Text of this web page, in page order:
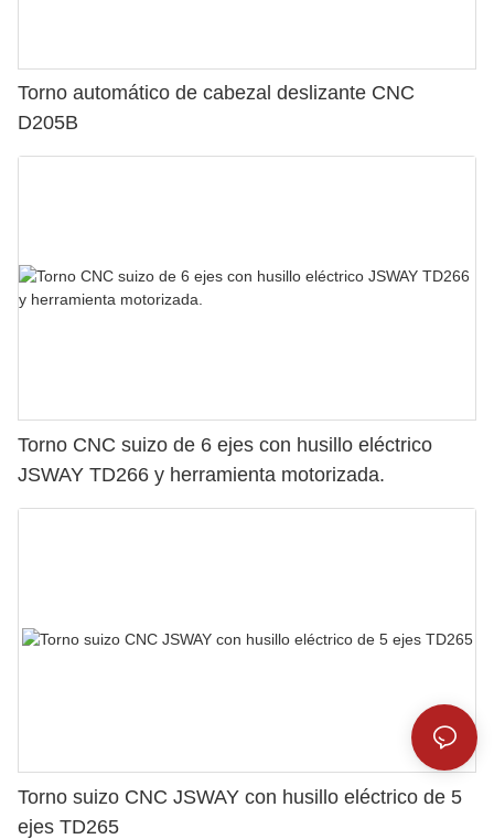
Torno automático de cabezal deslizante CNC
D205B
Torno CNC suizo de 6 ejes con husillo eléctrico
JSWAY TD266 y herramienta motorizada.
Torno suizo CNC JSWAY con husillo eléctrico de 5
ejes TD265